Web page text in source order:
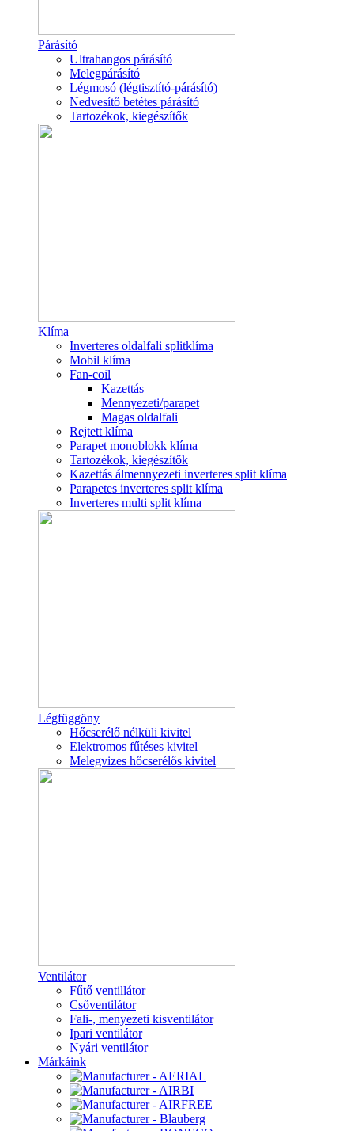
Párásító
Ultrahangos párásító
Melegpárásító
Légmosó (légtisztító-párásító)
Nedvesítő betétes párásító
Tartozékok, kiegészítők
Klíma
Inverteres oldalfali splitklíma
Mobil klíma
Fan-coil
Kazettás
Mennyezeti/parapet
Magas oldalfali
Rejtett klíma
Parapet monoblokk klíma
Tartozékok, kiegészítők
Kazettás álmennyezeti inverteres split klíma
Parapetes inverteres split klíma
Inverteres multi split klíma
Légfüggöny
Hőcserélő nélküli kivitel
Elektromos fűtéses kivitel
Melegvizes hőcserélős kivitel
Ventilátor
Fűtő ventillátor
Csőventilátor
Fali-, menyezeti kisventilátor
Ipari ventilátor
Nyári ventilátor
Márkáink